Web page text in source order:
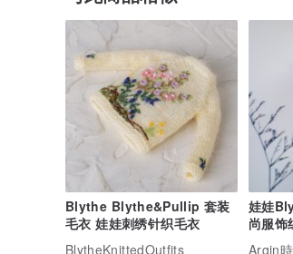
Blythe Blythe&Pullip 套装
毛衣 娃娃刺绣针织毛衣
BlytheKnittedOutfits
娃娃
尚服饰
网纱裙
Argin